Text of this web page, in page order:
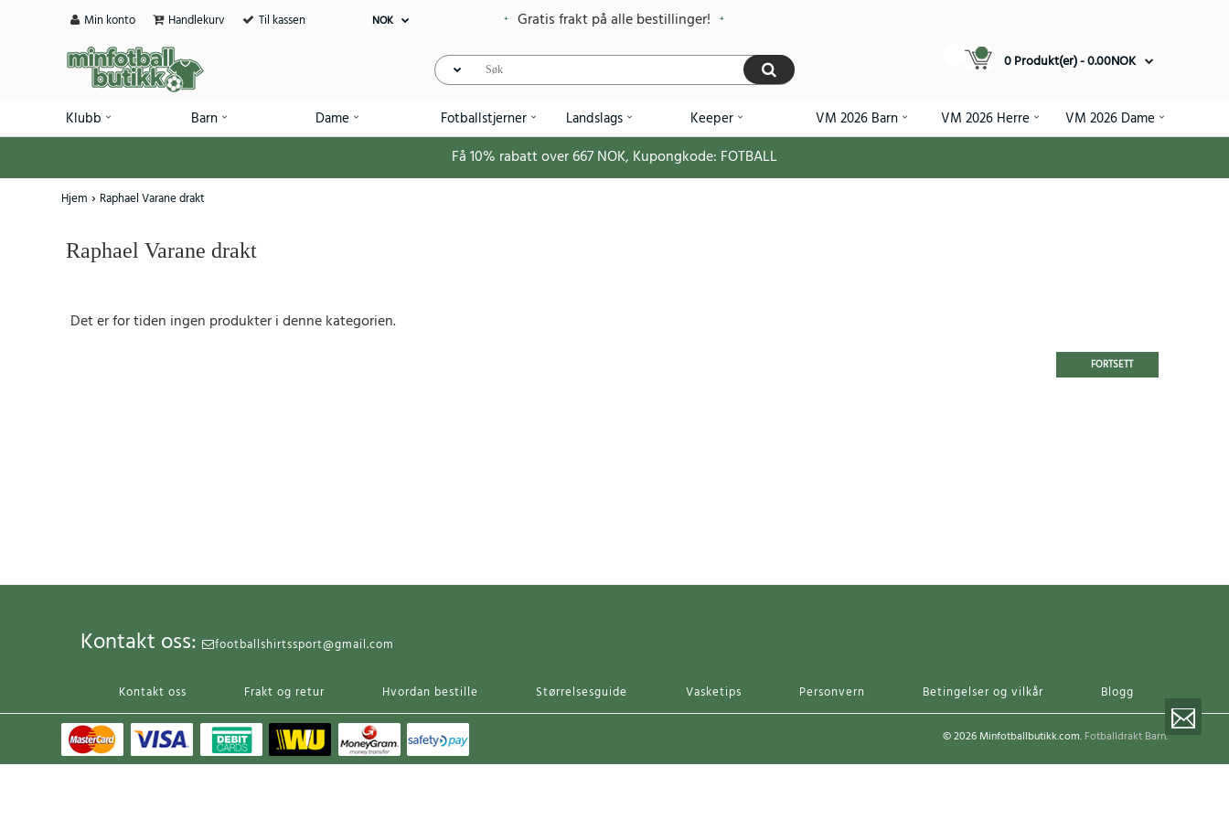
Min konto Handlekurv Til kassen NOK Gratis frakt på alle bestillinger!
0 Produkt(er) - 0.00NOK
Klubb Barn Dame Fotballstjerner Landslags Keeper VM 2026 Barn VM 2026 Herre VM 2026 Dame
Få 10% rabatt over667 NOK, Kupongkode: FOTBALL
Hjem Raphael Varane drakt
Raphael Varane drakt
Det er for tiden ingen produkter i denne kategorien.
FORTSETT
Kontakt oss: footballshirtssport@gmail.com
Kontakt oss Frakt og retur Hvordan bestille Størrelsesguide Vasketips Personvern Betingelser og vilkår Blogg
© 2026 Minfotballbutikk.com. Fotballdrakt Barn.